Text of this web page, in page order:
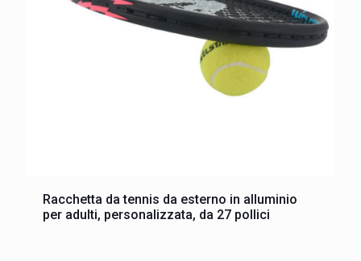
Racchetta da tennis da esterno in alluminio
per adulti, personalizzata, da 27 pollici